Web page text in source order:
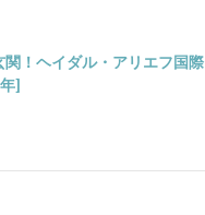
！ヘイダル・アリエフ国際
]